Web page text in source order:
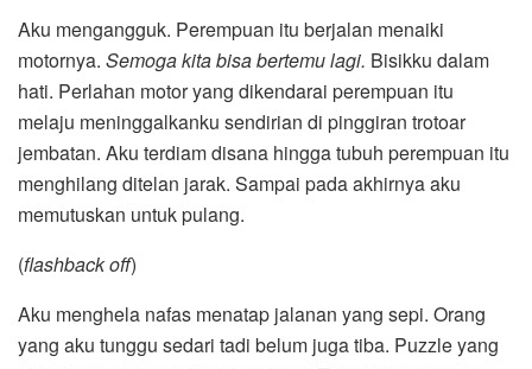
Aku mengangguk. Perempuan itu berjalan menaiki
motornya. Semoga kita bisa bertemu lagi. Bisikku dalam
hati. Perlahan motor yang dikendarai perempuan itu
melaju meninggalkanku sendirian di pinggiran trotoar
jembatan. Aku terdiam disana hingga tubuh perempuan itu
menghilang ditelan jarak. Sampai pada akhirnya aku
memutuskan untuk pulang.
(flashback off)
Aku menghela nafas menatap jalanan yang sepi. Orang
yang aku tunggu sedari tadi belum juga tiba. Puzzle yang